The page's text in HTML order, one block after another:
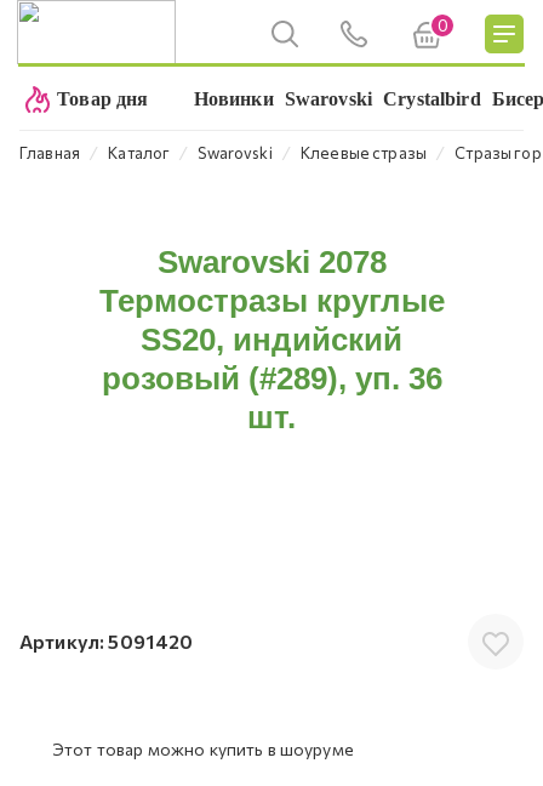
0
Товар дня Новинки Swarovski Crystalbird
Главная ⁄ Каталог ⁄ Swarovski ⁄ Клеевые стразы ⁄ Стразы
Swarovski 2078
Термостразы круглые
SS20, индийский
розовый (#289), уп. 36
шт.
Артикул: 5091420
Этот товар можно купить в шоуруме